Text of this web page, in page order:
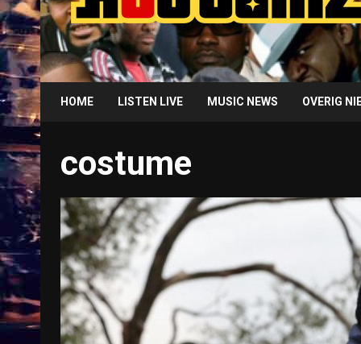
HOME LISTEN LIVE MUSIC NEWS OVERIG
costume
Treinkaartjes worden duurder,
abonnementen verdwijnen
9 months ago